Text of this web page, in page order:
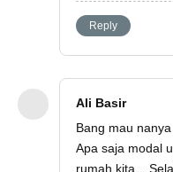
Reply
Ali Basir
Bang mau nanya
Apa saja modal
rumah kita...